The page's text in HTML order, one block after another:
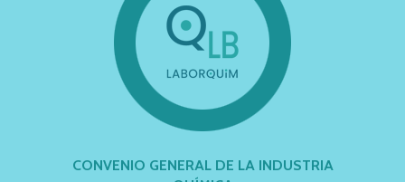
CONVENIO GENERAL DE LA INDUSTRIA